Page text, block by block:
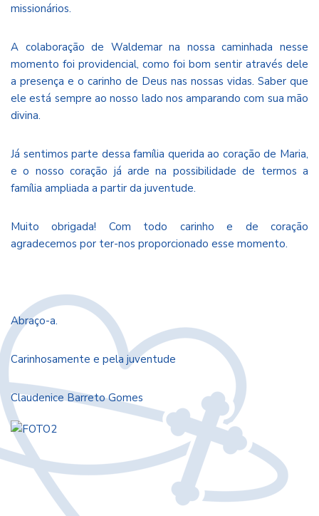
missionários.
A colaboração de Waldemar na nossa caminhada nesse
momento foi providencial, como foi bom sentir através dele
a presença e o carinho de Deus nas nossas vidas. Saber que
ele está sempre ao nosso lado nos amparando com sua mão
divina.
Já sentimos parte dessa família querida ao coração de Maria,
e o nosso coração já arde na possibilidade de termos a
família ampliada a partir da juventude.
Muito obrigada! Com todo carinho e de coração
agradecemos por ter-nos proporcionado esse momento.
Abraço-a.
Carinhosamente e pela juventude
Claudenice Barreto Gomes